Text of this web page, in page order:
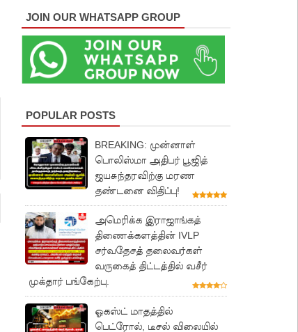
JOIN OUR WHATSAPP GROUP
POPULAR POSTS
BREAKING: முன்னாள்
பொலிஸ்மா அதிபர் பூஜித்
ஜயசுந்தரவிற்கு மரண
தண்டனை விதிப்பு!
அமெரிக்க இராஜாங்கத்
திணைக்களத்தின் IVLP
சர்வதேசத் தலைவர்கள்
வருகைத் திட்டத்தில் வசீர்
முக்தார் பங்கேற்பு.
ஓகஸ்ட் மாதத்தில்
பெட்ரோல், டீசல் விலையில்